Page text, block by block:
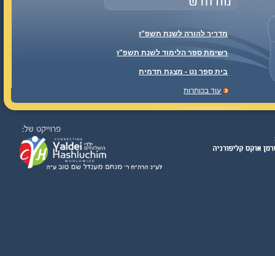
מדריך להורה לשנת תשפ"ז
רשימת ספר הלימוד לשנת תשפ"ז
בית ספר נט - מצגת תדמית
עוד בכותרות